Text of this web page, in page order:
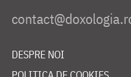
DESPRE NOI